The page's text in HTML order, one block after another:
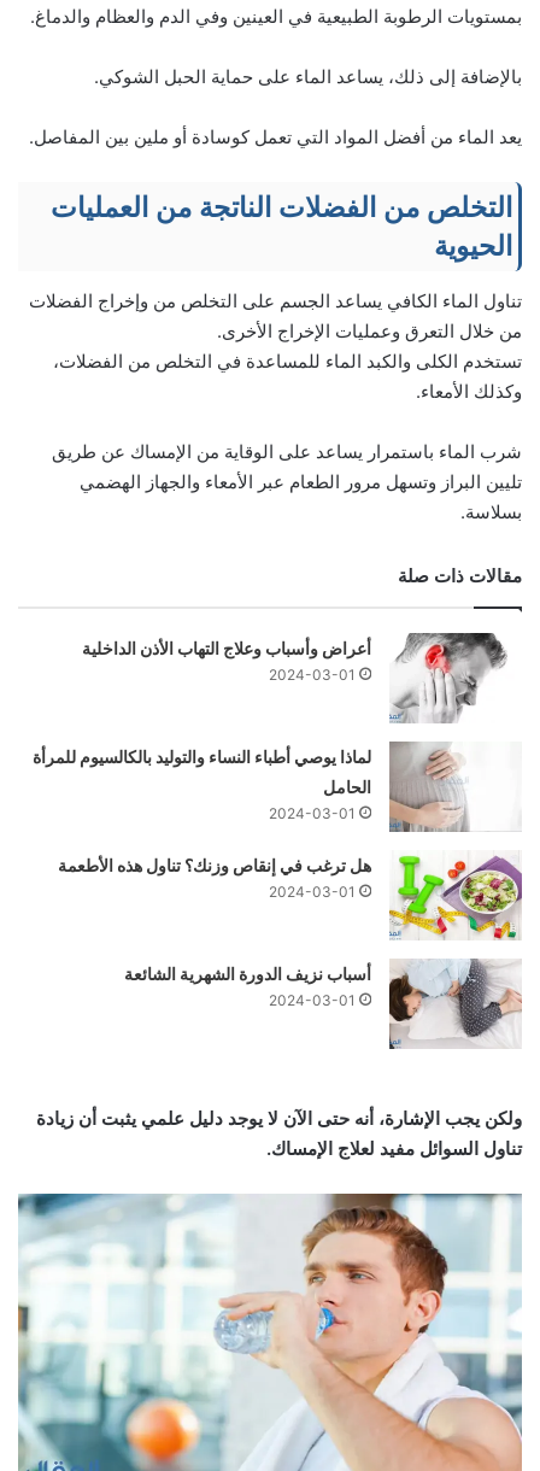
بمستويات الرطوبة الطبيعية في العينين وفي الدم والعظام والدماغ.
بالإضافة إلى ذلك، يساعد الماء على حماية الحبل الشوكي.
يعد الماء من أفضل المواد التي تعمل كوسادة أو ملين بين المفاصل.
التخلص من الفضلات الناتجة من العمليات
الحيوية
تناول الماء الكافي يساعد الجسم على التخلص من وإخراج الفضلات
من خلال التعرق وعمليات الإخراج الأخرى.
تستخدم الكلى والكبد الماء للمساعدة في التخلص من الفضلات،
وكذلك الأمعاء.
شرب الماء باستمرار يساعد على الوقاية من الإمساك عن طريق
تليين البراز وتسهل مرور الطعام عبر الأمعاء والجهاز الهضمي
بسلاسة.
مقالات ذات صلة
أعراض وأسباب وعلاج التهاب الأذن الداخلية
2024-03-01
لماذا يوصي أطباء النساء والتوليد بالكالسيوم للمرأة
الحامل
2024-03-01
هل ترغب في إنقاص وزنك؟ تناول هذه الأطعمة
2024-03-01
أسباب نزيف الدورة الشهرية الشائعة
2024-03-01
ولكن يجب الإشارة، أنه حتى الآن لا يوجد دليل علمي يثبت أن زيادة
تناول السوائل مفيد لعلاج الإمساك.